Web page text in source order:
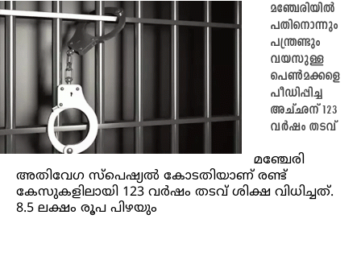
മഞ്ചേരിയിൽ
പതിനൊന്നും
പന്ത്രണ്ടും
വയസുള്ള
പെണ്‍മക്കളെ
പീഡിപ്പിച്ച
അച്ഛന് 123
വര്‍ഷം തടവ്
മഞ്ചേരി
അതിവേഗ സ്‌പെഷ്യല്‍ കോടതിയാണ് രണ്ട്
കേസുകളിലായി 123 വര്‍ഷം തടവ് ശിക്ഷ വിധിച്ചത്.
8.5 ലക്ഷം രൂപ പിഴയും